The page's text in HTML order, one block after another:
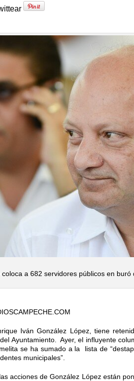
a 682 servidores públicos en
Iván González López, tiene
Ayuntamiento. Ayer, el influyente
se ha sumado a la lista de
municipales”.
acciones de González López están